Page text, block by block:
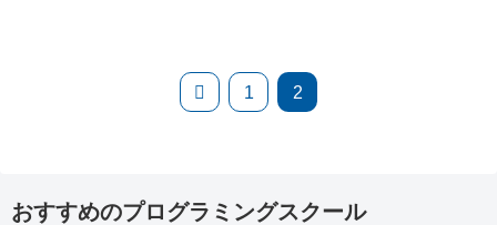
前 1 2
おすすめのプログラミングスクール